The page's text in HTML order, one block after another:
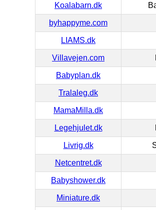
Koalabarn.dk
byhappyme.com
LIAMS.dk
Villavejen.com
Babyplan.dk
Tralaleg.dk
MamaMilla.dk
Legehjulet.dk
Livrig.dk
Netcentret.dk
Babyshower.dk
Miniature.dk